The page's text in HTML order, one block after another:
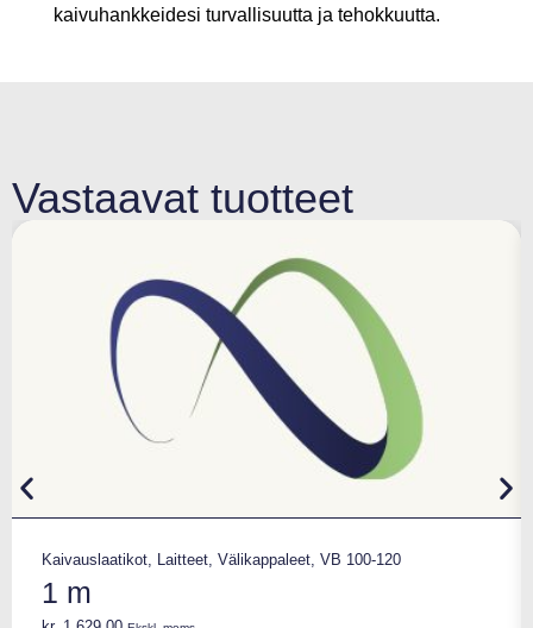
kaivuhankkeidesi turvallisuutta ja tehokkuutta.
Vastaavat tuotteet
Kaivauslaatikot, Laitteet, Välikappaleet, VB 100-120
1 m